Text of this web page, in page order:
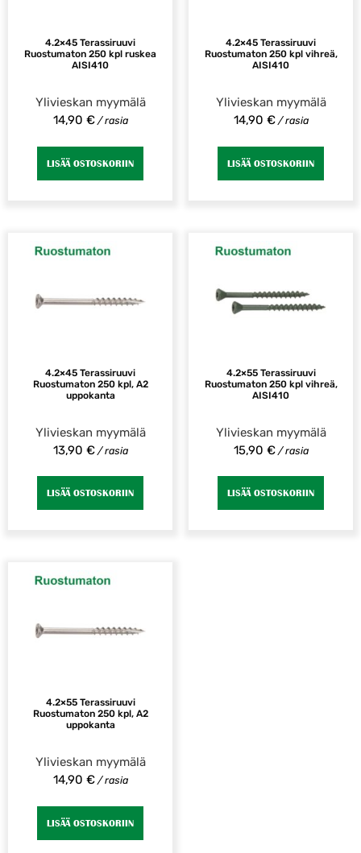
4.2×45 Terassiruuvi
Ruostumaton 250 kpl ruskea
AISI410
Ylivieskan myymälä
14,90 €/ rasia
LISÄÄ OSTOSKORIIN
4.2×45 Terassiruuvi
Ruostumaton 250 kpl vihreä,
AISI410
Ylivieskan myymälä
14,90 €/ rasia
LISÄÄ OSTOSKORIIN
4.2×45 Terassiruuvi
Ruostumaton 250 kpl, A2
uppokanta
Ylivieskan myymälä
13,90 €/ rasia
LISÄÄ OSTOSKORIIN
4.2×55 Terassiruuvi
Ruostumaton 250 kpl vihreä,
AISI410
Ylivieskan myymälä
15,90 €/ rasia
LISÄÄ OSTOSKORIIN
4.2×55 Terassiruuvi
Ruostumaton 250 kpl, A2
uppokanta
Ylivieskan myymälä
14,90 €/ rasia
LISÄÄ OSTOSKORIIN